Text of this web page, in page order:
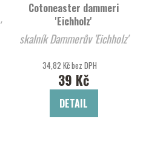
Cotoneaster dammeri
'Eichholz'
skalník Dammerův 'Eichholz'
34,82 Kč bez DPH
39 Kč
DETAIL